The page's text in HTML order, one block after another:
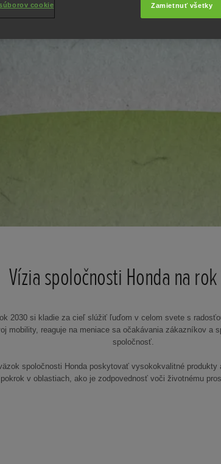
Vízia spoločnosti Honda na
2030 si kladie za cieľ slúžiť ľuďom v celom svete s
mobility, reaguje na meniace sa očakávania zákazníkov a
spoločnosť.
spoločnosti Honda poskytovať vysokokvalitné
v oblastiach, ako je zodpovednosť voči životnému
Zamietnuť všetky
cookie